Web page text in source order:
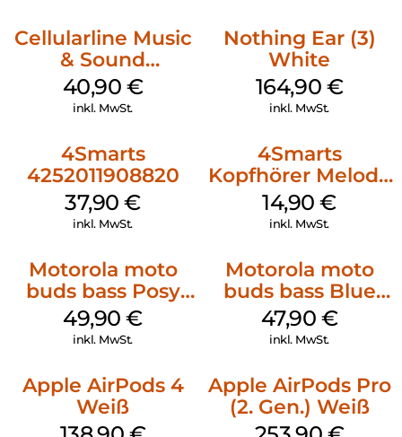
Cellularline Music
& Sound
Bluetooth
Headphone MAXI
40,90 €
inkl. MwSt.
Nothing Ear (3)
White
164,90 €
inkl. MwSt.
4Smarts
4252011908820
37,90€
inkl. MwSt.
4Smarts
Kopfhörer Melody
Digital USB-C
Weiß
14,90€
inkl. MwSt.
Motorola moto
buds bass Posy
Green
49,90€
inkl. MwSt.
Motorola moto
buds bass Blue
Jewel
47,90 €
inkl. MwSt.
Apple AirPods 4
Weiß
Apple AirPods Pro
(2. Gen.) Weiß